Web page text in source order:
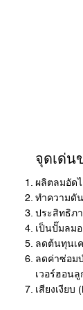
จุดเด่น
ผลิตลมอัด
ทำความดั
ประสิทธิภ
เป็นปั๊มลม
ลดต้นทุนเ
ลดค่าซ่อม
เวอร์ฮอน
เสียงเงียบ